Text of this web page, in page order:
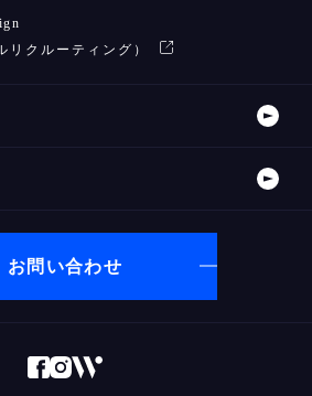
リクルーティング）
お問い合わせ